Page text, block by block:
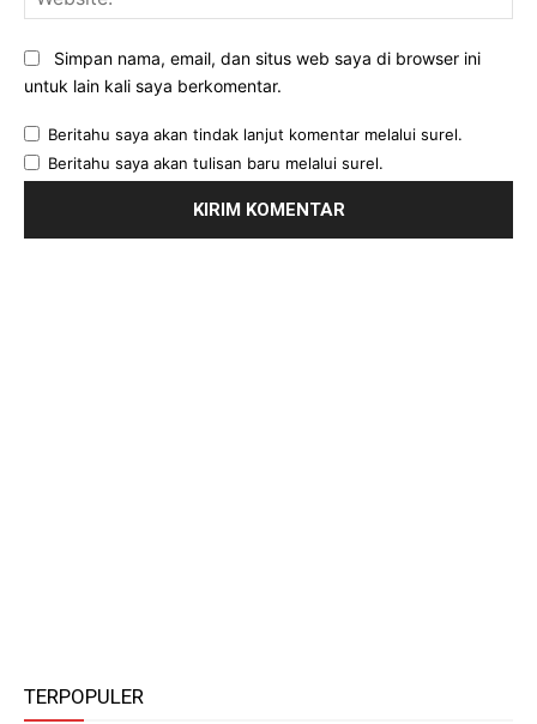
Simpan nama, email, dan situs web saya di browser ini
untuk lain kali saya berkomentar.
Beritahu saya akan tindak lanjut komentar melalui surel.
Beritahu saya akan tulisan baru melalui surel.
TERPOPULER